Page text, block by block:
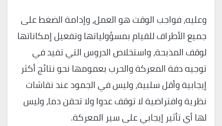
وعليه، فواجب الوقت هو العمل، وإدامة الضغط على
جميع الأطراف للقيام بمسؤولياتها وتفعيل إمكاناتها
لوقف المذبحة، واستخلاص الدروس التي تفيد في
توجيه دفة المعركة والحرب بعمومها نحو نتائج أكثر
إيجابية وأقل سلبية، وليس في الجمود عند نقاشات
نظرية وافتراضية لا توقف عدوا ولا تحقن دما، وليس
لها أي تأثير إيجابي على سير المعركة.